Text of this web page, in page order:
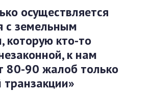
осуществляется
с земельным
которую кто-то
к нам
80-90 жалоб только